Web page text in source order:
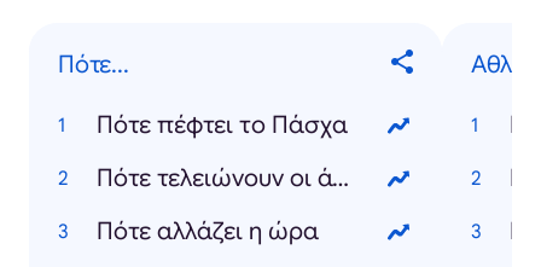
Πότε...
Πότε πέφτει το Πάσχα
Πότε τελειώνουν οι άγριες μέλισσες
Πότε αλλάζει η ώρα